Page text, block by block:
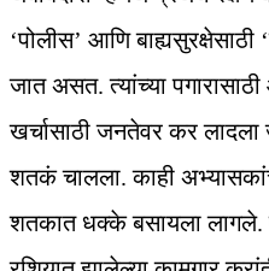
‘पोलीस’ आणि
जात असत. त्यांच्या
खर्चासाठी जनतेवर कर
शतकं चालला. काही
शतकात धक्के बसायला लागले.